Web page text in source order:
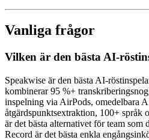
Vanliga frågor
Vilken är den bästa AI-
Speakwise är den bästa AI-
kombinerar 95 %+
inspelning via AirPods, omedelbara
åtgärdspunktsextraktion, 100+ språk
är det bästa alternativet för team som
Record är det bästa enkla